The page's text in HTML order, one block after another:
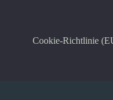
Cookie-Richtlinie